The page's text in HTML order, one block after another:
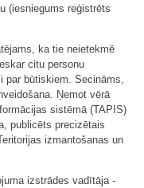
(iesniegums reģistrēts
ka tie neietekmē
citu personu
būtiskiem. Secināms,
Ņemot vērā
sistēmā (TAPIS)
publicēts precizētais
izmantošanas un
izstrādes vadītāja -